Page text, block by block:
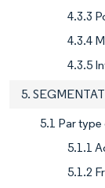
4.3.3
4.3.4
4.3.5
5.
5.1 Par
5.1.1
5.1.2